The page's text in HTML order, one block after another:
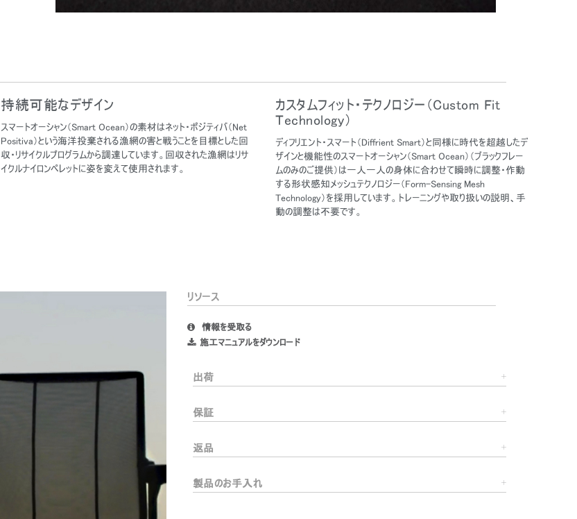
あなたの場所を選択してください
アカウント作成
リファレンスコード
持続可能なデザイン
スマートオーシャン（Smart Ocean）の素材はネット・ポジティバ（Net
Positiva）という海洋投棄される漁網の害と戦うことを目標とした回
収・リサイクルプログラムから調達しています。回収された漁網はリサ
イクルナイロンペレットに姿を変えて使用されます。
カスタムフィット・テクノロジー（Custom Fit
Technology）
ディフリエント・スマート（Diffrient Smart）と同様に時代を超越したデ
ザインと機能性のスマートオーシャン（Smart Ocean）（ブラックフレー
ムのみのご提供）は一人一人の身体に合わせて瞬時に調整・作動
する形状感知メッシュテクノロジー（Form-Sensing Mesh
Technology）を採用しています。トレーニングや取り扱いの説明、手
動の調整は不要です。
リソース
情報を受取る
施工マニュアルをダウンロード
出荷
保証
返品
製品のお手入れ